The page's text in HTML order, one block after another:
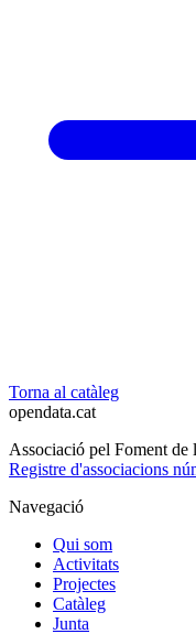
Torna al catàleg
opendata.cat
Associació pel Foment de
Registre d'associacions
Navegació
Qui som
Activitats
Projectes
Catàleg
Junta